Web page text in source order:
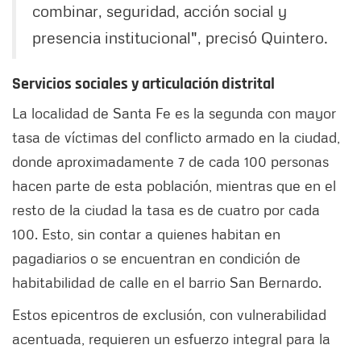
combinar, seguridad, acción social y
presencia institucional", precisó Quintero.
Servicios sociales y articulación distrital
La localidad de Santa Fe es la segunda con mayor
tasa de víctimas del conflicto armado en la ciudad,
donde aproximadamente 7 de cada 100 personas
hacen parte de esta población, mientras que en el
resto de la ciudad la tasa es de cuatro por cada
100. Esto, sin contar a quienes habitan en
pagadiarios o se encuentran en condición de
habitabilidad de calle en el barrio San Bernardo.
Estos epicentros de exclusión, con vulnerabilidad
acentuada, requieren un esfuerzo integral para la